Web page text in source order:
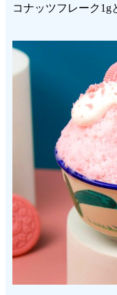
コナッツフレーク1g